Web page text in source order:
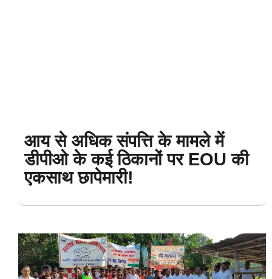
आय से अधिक संपत्ति के मामले में
डीपीओ के कई ठिकानों पर EOU की
एकसाथ छापेमारी!